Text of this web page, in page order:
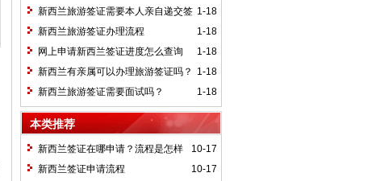
1-18
新西兰旅游签证需要本人亲自递交签
证申请吗？
1-18
新西兰旅游签证办理流程
1-18
网上申请新西兰签证进度怎么查询
1-18
新西兰有亲属可以办理旅游签证吗？
1-18
新西兰旅游签证需要面试吗？
本类推荐
10-17
新西兰签证在哪申请？流程是怎样
的？
10-17
新西兰签证申请流程